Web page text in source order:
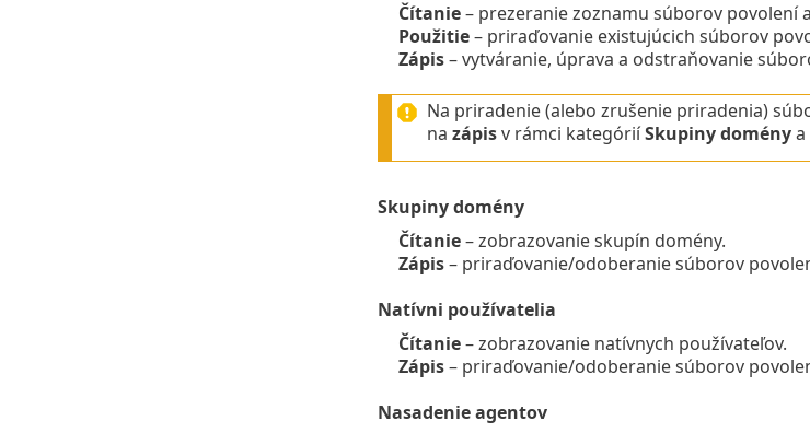
Čítanie– prezeranie zoznamu súborov povolení
Použitie– priraďovanie existujúcich súborov
Zápis– vytváranie, úprava a odstraňovanie
Na priradenie (alebo zrušenie priradenia)
na zápisv rámci kategóriíSkupiny doménya
Skupiny domény
Čítanie– zobrazovanie skupín domény.
Zápis– priraďovanie/odoberanie súborov
Natívni používatelia
Čítanie– zobrazovanie natívnych používateľov.
Zápis– priraďovanie/odoberanie súborov
Nasadenie agentov